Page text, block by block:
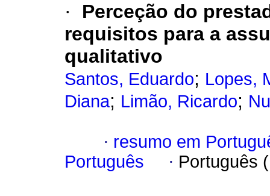
·
Perceção do
requisitos para a
qualitativo
Santos, Eduardo; Lopes,
Diana; Limão, Ricardo;
· resumo em
Português
· Português